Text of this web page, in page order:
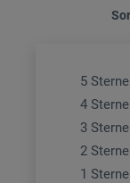
5 Sterne
4 Sterne
3 Sterne
2 Sterne
1 Sterne